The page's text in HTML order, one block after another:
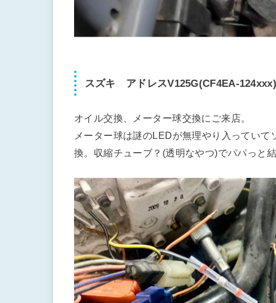
スズキ アドレスV125G(CF4EA-124xxx)
オイル交換、メーター球交換にご来店。
メーター球は謎のLEDが無理やり入ってい
換。収縮チューブ？(透明なやつ)でパパっと結